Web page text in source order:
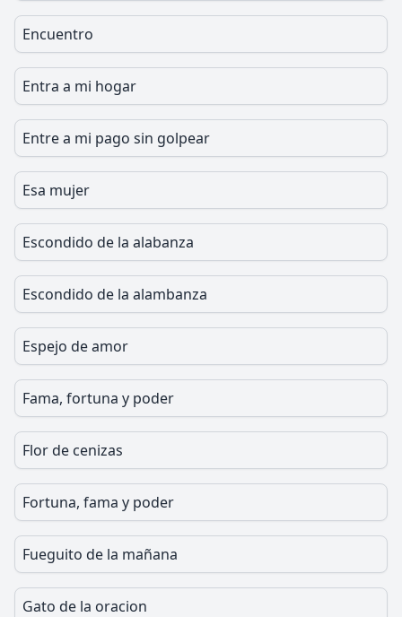
Encuentro
Entra a mi hogar
Entre a mi pago sin golpear
Esa mujer
Escondido de la alabanza
Escondido de la alambanza
Espejo de amor
Fama, fortuna y poder
Flor de cenizas
Fortuna, fama y poder
Fueguito de la mañana
Gato de la oracion